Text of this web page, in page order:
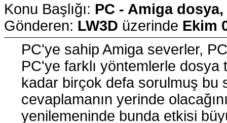
Konu Başlığı: PC - Amiga
Gönderen: LW3D üzerinde Ekim
PC'ye sahip Amiga severler,
PC'ye farklı yöntemlerle
kadar birçok defa sorulmuş bu
cevaplamanın yerinde
yenilemeninde bunda etkisi